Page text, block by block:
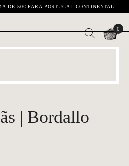
DE 50€ PARA PORTUGAL CONTINENTAL
0
| Bordallo